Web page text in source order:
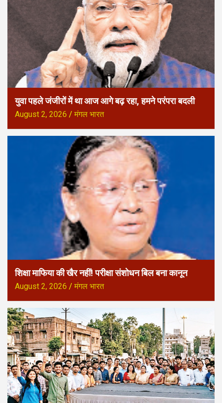
युवा पहले जंजीरों में था आज आगे बढ़ रहा, हमने परंपरा बदली
August 2, 2026 मंगल भारत
शिक्षा माफिया की खैर नहीं! परीक्षा संशोधन बिल बना कानून
August 2, 2026 मंगल भारत